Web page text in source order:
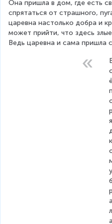
Она пришла в дом, где есть
спрятаться от страшного,
царевна настолько добра и
может прийти, что здесь
Ведь царевна и сама пришла
с
ё
п
р
я
к
у
б
р
а
л
а